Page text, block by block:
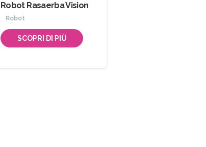
Robot Rasaerba Vision
Robot
SCOPRI DI PIÙ
Iscrivitialla